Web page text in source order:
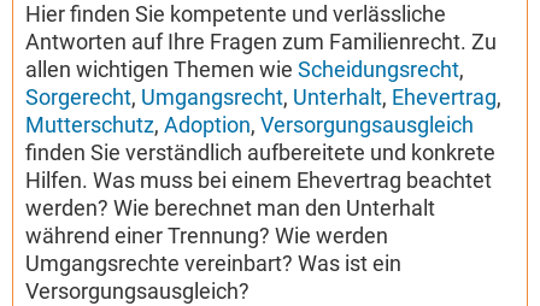
Hier finden Sie kompetente und verlässliche
Antworten auf Ihre Fragen zum Familienrecht. Zu
allen wichtigen Themen wie Scheidungsrecht,
Sorgerecht, Umgangsrecht, Unterhalt, Ehevertrag,
Mutterschutz, Adoption, Versorgungsausgleich
finden Sie verständlich aufbereitete und konkrete
Hilfen. Was muss bei einem Ehevertrag beachtet
werden? Wie berechnet man den Unterhalt
während einer Trennung? Wie werden
Umgangsrechte vereinbart? Was ist ein
Versorgungsausgleich?